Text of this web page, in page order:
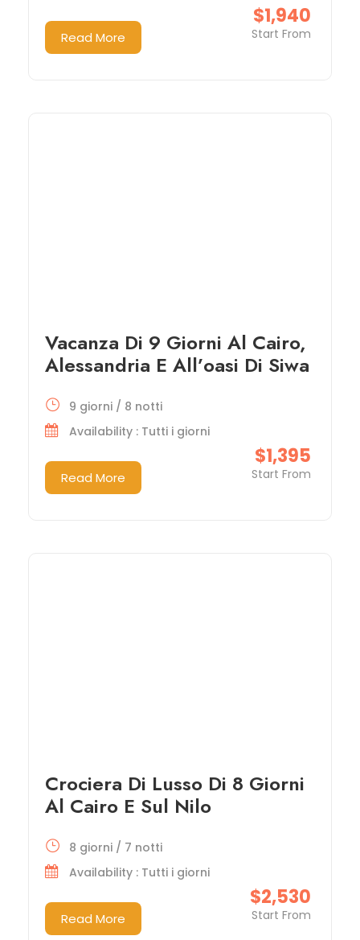
$1,940
Start From
Read More
Vacanza Di 9 Giorni Al Cairo,
Alessandria E All’oasi Di Siwa
$1,395
Start From
9 giorni / 8 notti
Availability : Tutti i giorni
Read More
Crociera Di Lusso Di 8 Giorni
Al Cairo E Sul Nilo
$2,530
Start From
8 giorni / 7 notti
Availability : Tutti i giorni
Read More